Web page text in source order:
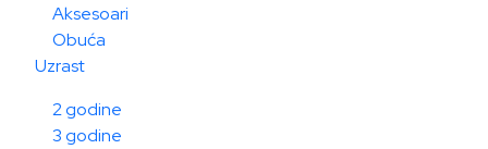
Aksesoari
Obuća
Uzrast
2 godine
3 godine